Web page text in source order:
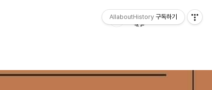
AllaboutHistory 구독하기